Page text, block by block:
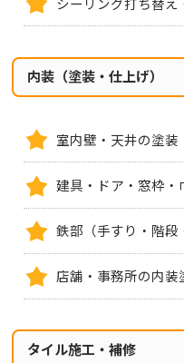
内装（塗装・仕上げ）
室内壁・天井の塗装
建具・ドア・窓枠・
鉄部（手すり・階
店舗・事務所の内装
タイル施工・補修